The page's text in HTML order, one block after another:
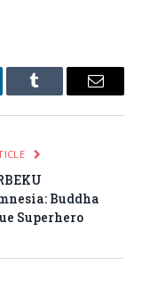
Tumblr Email
Buddha
Superhero